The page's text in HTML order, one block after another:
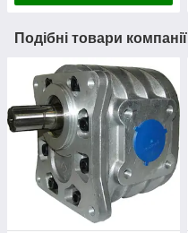
Подібні товари компанії